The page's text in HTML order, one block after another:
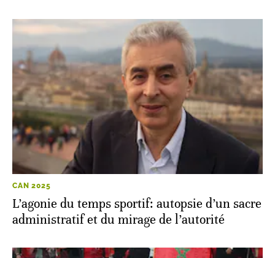
CAN 2025
L’agonie du temps sportif: autopsie d’un sacre
administratif et du mirage de l’autorité